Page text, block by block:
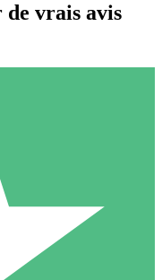
téléchargement. Sans
de vrais avis